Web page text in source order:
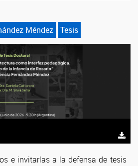
Méndez Tesis
e invitarlas a la defensa de tesis